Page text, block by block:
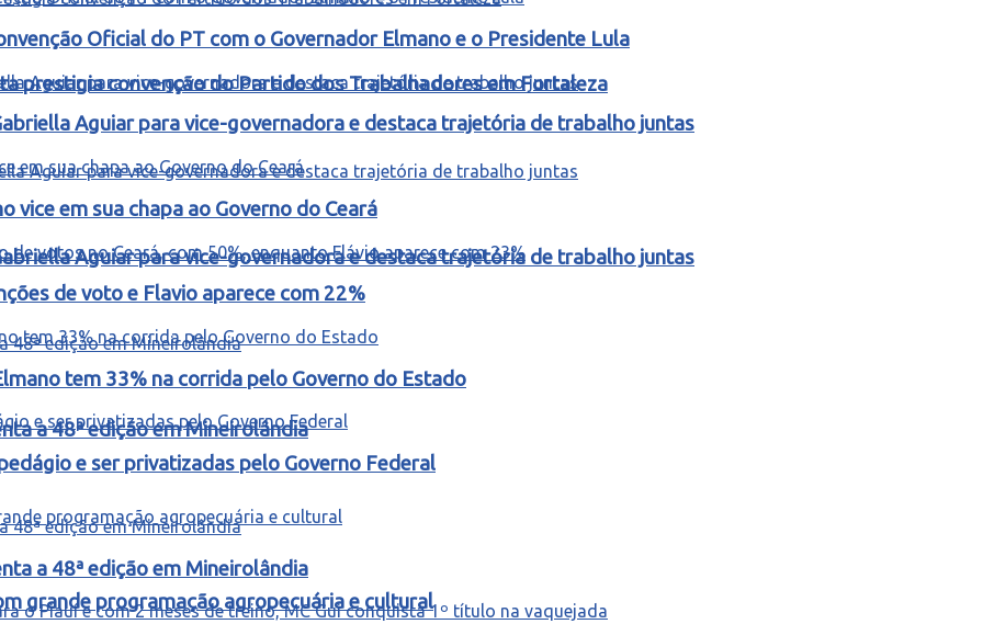
prestigia convenção do Partido dos Trabalhadores em Fortaleza
Aguiar para vice-governadora e destaca trajetória de trabalho juntas
a 48ª edição em Mineirolândia
grande programação agropecuária e cultural
Oficial do PT com o Governador Elmano e o Presidente Lula
Aguiar para vice-governadora e destaca trajetória de trabalho juntas
vice em sua chapa ao Governo do Ceará
de voto e Flavio aparece com 22%
tem 33% na corrida pelo Governo do Estado
e ser privatizadas pelo Governo Federal
a 48ª edição em Mineirolândia